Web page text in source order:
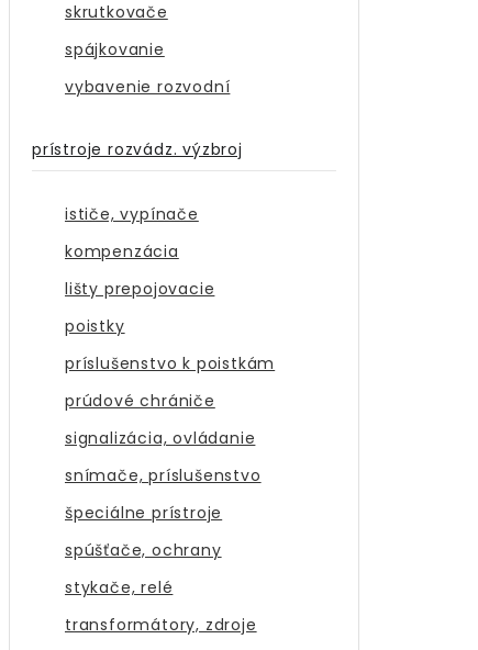
skrutkovače
spájkovanie
vybavenie rozvodní
prístroje rozvádz. výzbroj
ističe, vypínače
kompenzácia
lišty prepojovacie
poistky
príslušenstvo k poistkám
prúdové chrániče
signalizácia, ovládanie
snímače, príslušenstvo
špeciálne prístroje
spúšťače, ochrany
stykače, relé
transformátory, zdroje